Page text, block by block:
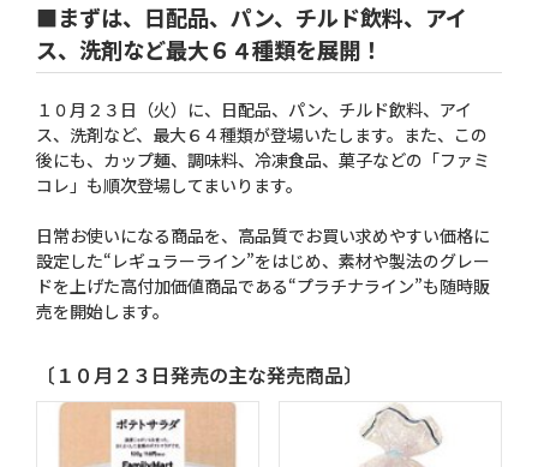
■まずは、日配品、パン、チルド飲料、アイ
ス、洗剤など最大６４種類を展開！
１０月２３日（火）に、日配品、パン、チルド飲料、アイ
ス、洗剤など、最大６４種類が登場いたします。また、この
後にも、カップ麺、調味料、冷凍食品、菓子などの「ファミ
コレ」も順次登場してまいります。
日常お使いになる商品を、高品質でお買い求めやすい価格に
設定した“レギュラーライン”をはじめ、素材や製法のグレー
ドを上げた高付加価値商品である“プラチナライン”も随時販
売を開始します。
〔１０月２３日発売の主な発売商品〕